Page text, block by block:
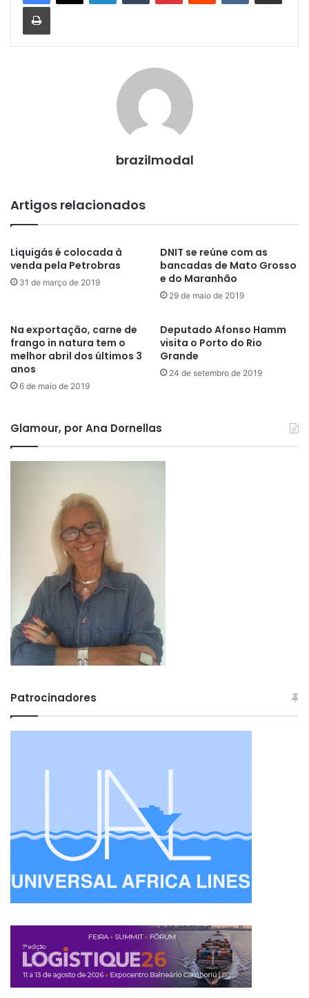
Imprimir
brazilmodal
Artigos relacionados
Liquigás é colocada à
venda pela Petrobras
31 de março de 2019
DNIT se reúne com as
bancadas de Mato Grosso
e do Maranhão
29 de maio de 2019
Na exportação, carne de
frango in natura tem o
melhor abril dos últimos 3
anos
6 de maio de 2019
Deputado Afonso Hamm
visita o Porto do Rio
Grande
24 de setembro de 2019
Glamour, por Ana Dornellas
Patrocinadores